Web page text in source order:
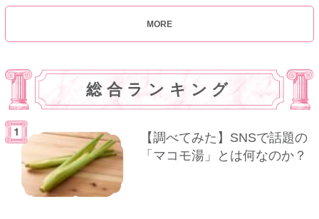
MORE
総合ランキング
【調べてみた】SNSで話題の
「マコモ湯」とは何なのか？